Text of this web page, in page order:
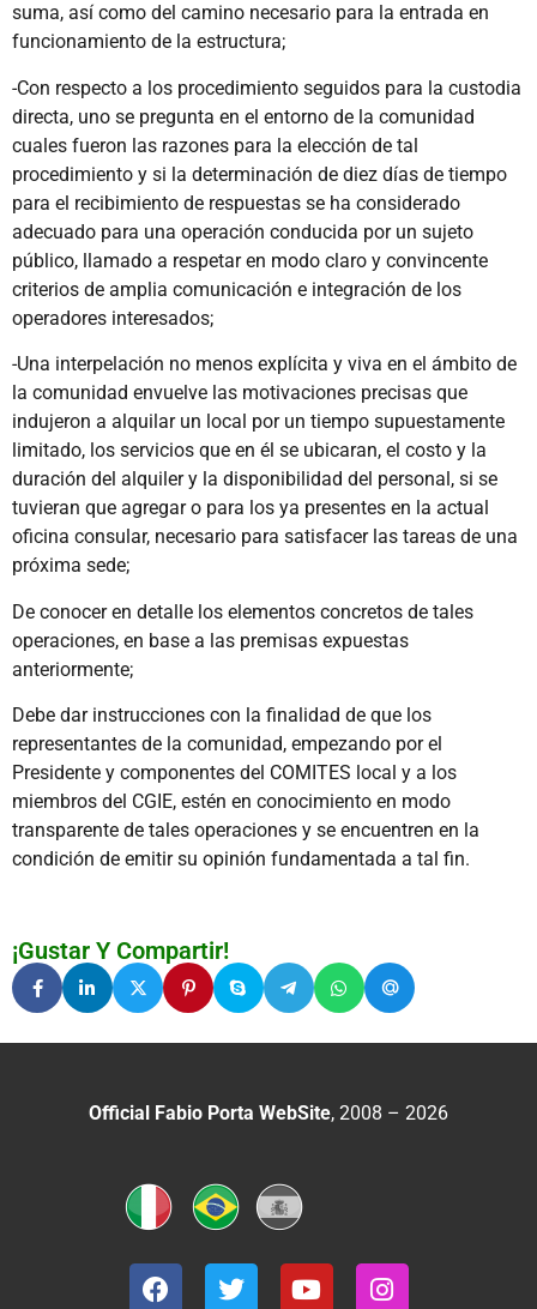
suma, así como del camino necesario para la entrada en
funcionamiento de la estructura;
-Con respecto a los procedimiento seguidos para la custodia
directa, uno se pregunta en el entorno de la comunidad
cuales fueron las razones para la elección de tal
procedimiento y si la determinación de diez días de tiempo
para el recibimiento de respuestas se ha considerado
adecuado para una operación conducida por un sujeto
público, llamado a respetar en modo claro y convincente
criterios de amplia comunicación e integración de los
operadores interesados;
-Una interpelación no menos explícita y viva en el ámbito de
la comunidad envuelve las motivaciones precisas que
indujeron a alquilar un local por un tiempo supuestamente
limitado, los servicios que en él se ubicaran, el costo y la
duración del alquiler y la disponibilidad del personal, si se
tuvieran que agregar o para los ya presentes en la actual
oficina consular, necesario para satisfacer las tareas de una
próxima sede;
De conocer en detalle los elementos concretos de tales
operaciones, en base a las premisas expuestas
anteriormente;
Debe dar instrucciones con la finalidad de que los
representantes de la comunidad, empezando por el
Presidente y componentes del COMITES local y a los
miembros del CGIE, estén en conocimiento en modo
transparente de tales operaciones y se encuentren en la
condición de emitir su opinión fundamentada a tal fin.
¡Gustar Y Compartir!
Official Fabio Porta WebSite, 2008 – 2026